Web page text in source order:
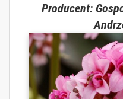
Producent: